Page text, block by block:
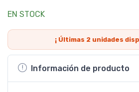
EN STOCK
¡ Últimas 2 unidades
Información de producto